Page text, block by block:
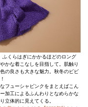
ふくらはぎにかかるほどのロング
かな着こなしを目指して。肌触り
の良さも大きな魅力。秋冬のビビ
フューシャピンクをまとえばこん
加工によるふんわりとなめらかな
立体的に見えてくる。